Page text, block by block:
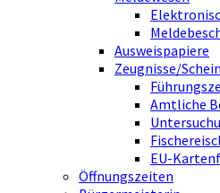
Ausweispapiere
Zeugnisse/
Amtliche
EU-
Öffnungszeiten